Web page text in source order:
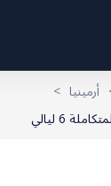
أرمينيا >
6 ليالي